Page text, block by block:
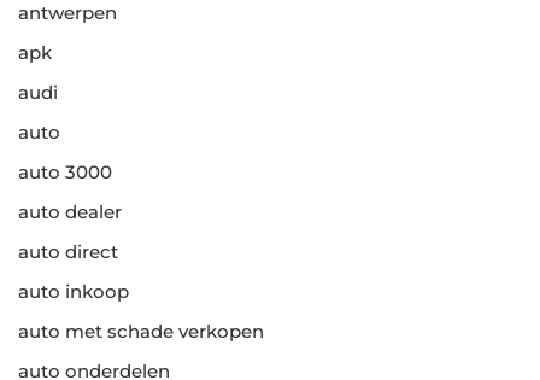
antwerpen
apk
audi
auto
auto 3000
auto dealer
auto direct
auto inkoop
auto met schade verkopen
auto onderdelen